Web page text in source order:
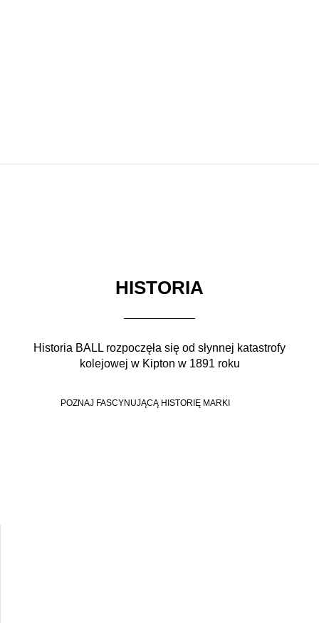
HISTORIA
Historia BALL rozpoczęła się od słynnej katastrofy
kolejowej w Kipton w 1891 roku
POZNAJ FASCYNUJĄCĄ HISTORIĘ MARKI